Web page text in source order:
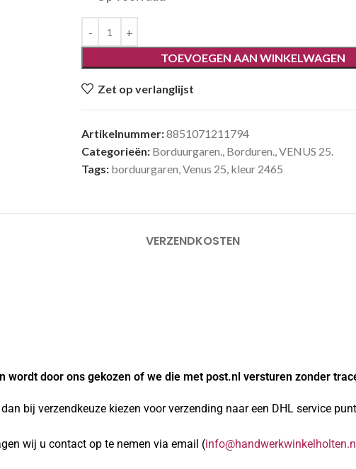
TOEVOEGEN AAN WINKELWAGEN
Zet op verlanglijst
Artikelnummer:8851071211794
Categorieën: Borduurgaren., Borduren.,VENUS 25.
Tags: borduurgaren,Venus 25, kleur 2465
VERZENDKOSTEN
wordt door ons gekozen of we die met post.nl versturen zonder
bij verzendkeuze kiezen voor verzending naar een DHL service
wij u contact op te nemen via email (